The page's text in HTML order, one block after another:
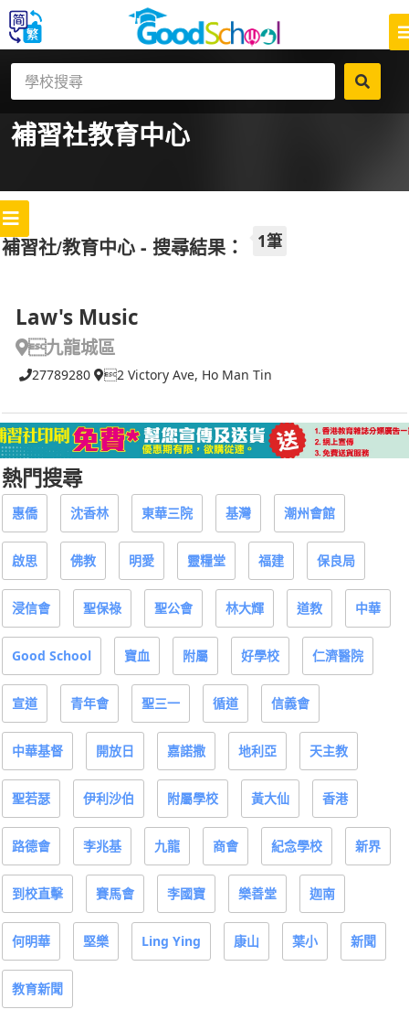
補習社教育中心
補習社/教育中心 - 搜尋結果： 1筆
Law's Music
九龍城區
27789280 2 Victory Ave, Ho Man Tin
熱門搜尋
惠僑 沈香林 東華三院 基灣 潮州會館
啟思 佛教 明愛 靈糧堂 福建 保良局
浸信會 聖保祿 聖公會 林大輝 道教 中華
Good School 寶血 附屬 好學校 仁濟醫院
宣道 青年會 聖三一 循道 信義會
中華基督 開放日 嘉諾撒 地利亞 天主教
聖若瑟 伊利沙伯 附屬學校 黃大仙 香港
路德會 李兆基 九龍 商會 紀念學校 新界
到校直擊 賽馬會 李國寶 樂善堂 迦南
何明華 堅樂 Ling Ying 康山 葉小 新聞
教育新聞